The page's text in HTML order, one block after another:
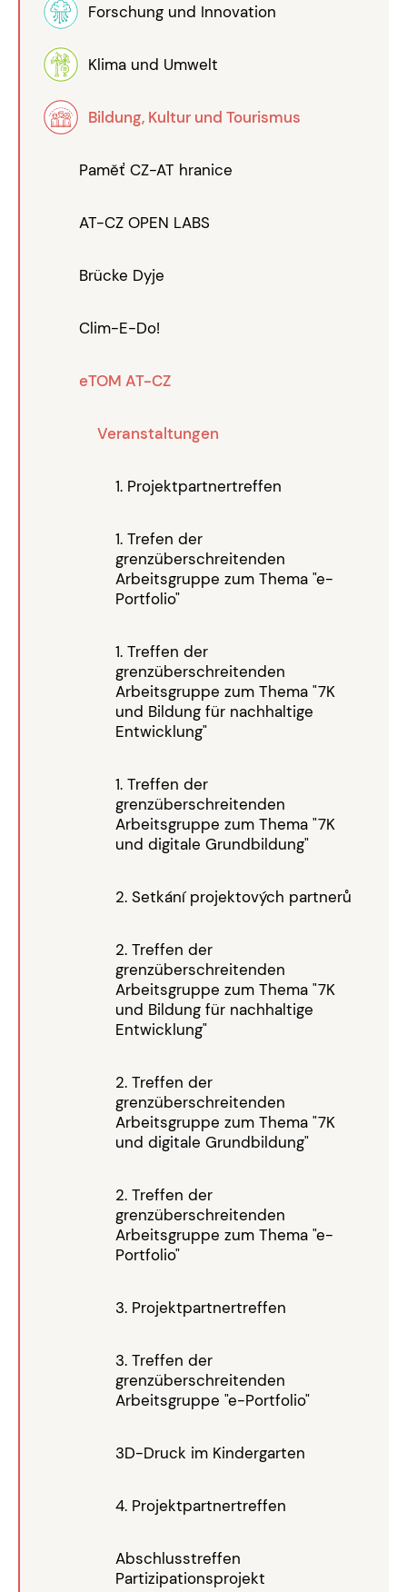
Forschung und Innovation
Klima und Umwelt
Bildung, Kultur und Tourismus
Paměť CZ-AT hranice
AT-CZ OPEN LABS
Brücke Dyje
Clim-E-Do!
eTOM AT-CZ
Veranstaltungen
1. Projektpartnertreffen
1. Trefen der
grenzüberschreitenden
Arbeitsgruppe zum Thema "e-
Portfolio"
1. Treffen der
grenzüberschreitenden
Arbeitsgruppe zum Thema "7K
und Bildung für nachhaltige
Entwicklung"
1. Treffen der
grenzüberschreitenden
Arbeitsgruppe zum Thema "7K
und digitale Grundbildung"
2. Setkání projektových partnerů
2. Treffen der
grenzüberschreitenden
Arbeitsgruppe zum Thema "7K
und Bildung für nachhaltige
Entwicklung"
2. Treffen der
grenzüberschreitenden
Arbeitsgruppe zum Thema "7K
und digitale Grundbildung"
2. Treffen der
grenzüberschreitenden
Arbeitsgruppe zum Thema "e-
Portfolio"
3. Projektpartnertreffen
3. Treffen der
grenzüberschreitenden
Arbeitsgruppe "e-Portfolio"
3D-Druck im Kindergarten
4. Projektpartnertreffen
Abschlusstreffen
Partizipationsprojekt